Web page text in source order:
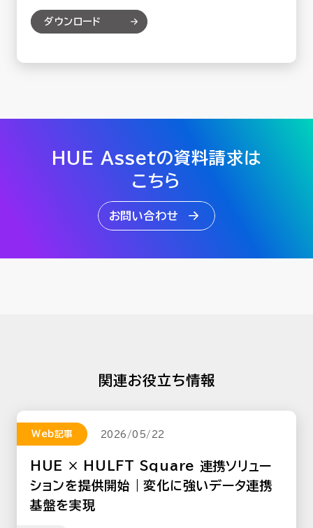
ダウンロード
HUE Assetの資料請求は
こちら
お問い合わせ
関連お役立ち情報
Web記事 2026/05/22
HUE × HULFT Square 連携ソリュー
ションを提供開始｜変化に強いデータ連携
基盤を実現